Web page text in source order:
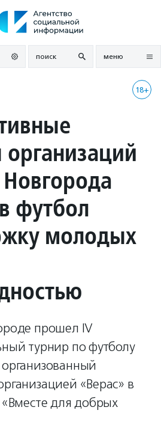
поиск меню
18+
футбол
молодых
прошел IV
турнир по футболу
«Верас» в
для добрых